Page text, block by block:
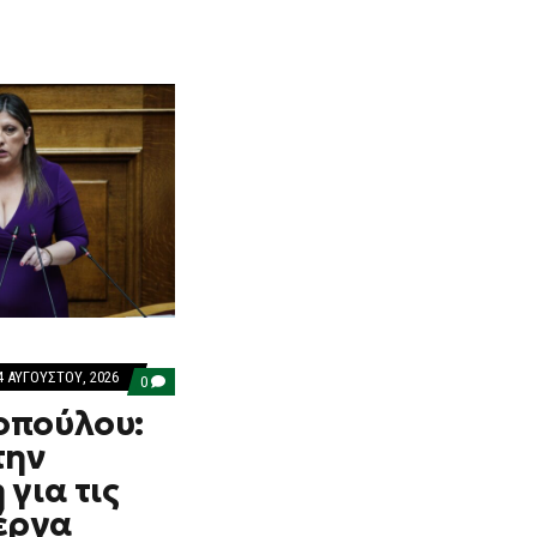
ΑΥΓΟΎΣΤΟΥ, 2026 0 COMMENTS
ON
τις